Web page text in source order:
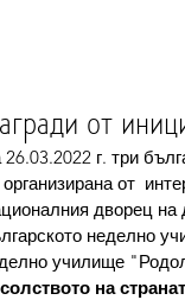
от
г. три
организирана от
дворец на
неделно
училище
на